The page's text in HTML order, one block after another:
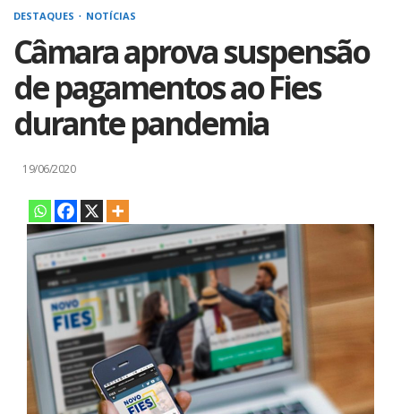
DESTAQUES NOTÍCIAS
Câmara aprova suspensão
de pagamentos ao Fies
durante pandemia
19/06/2020